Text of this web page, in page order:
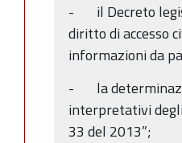
- il Decreto
diritto di accesso
informazioni da
- la
interpretativi
33 del 2013”;